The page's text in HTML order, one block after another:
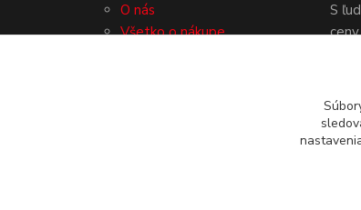
O nás
Všetko o nákupe
S
ceny.